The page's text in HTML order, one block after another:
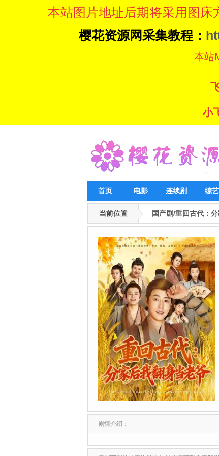
本站图片地址后期将采用图床
樱花资源网采集教程：
本站
小
首页 电影 连续剧 综艺
当前位置 国产剧/重回古代：
剧情介绍：